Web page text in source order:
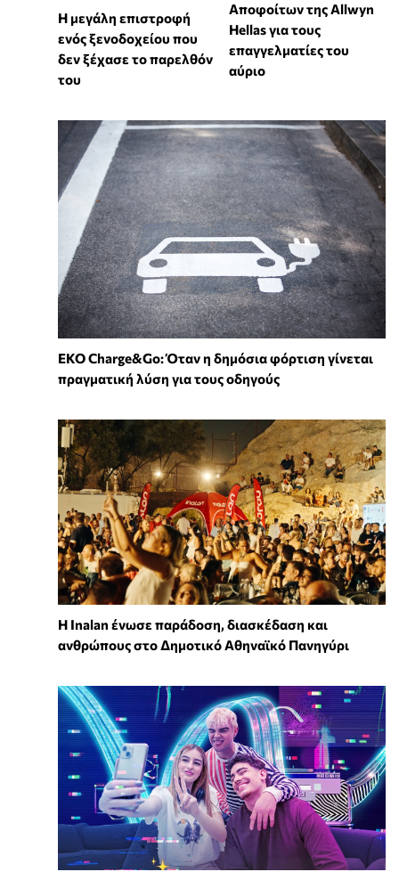
Η μεγάλη επιστροφή
ενός ξενοδοχείου που
δεν ξέχασε το παρελθόν
του
Αποφοίτων της Allwyn
Hellas για τους
επαγγελματίες του
αύριο
EKO Charge&Go: Όταν η δημόσια φόρτιση γίνεται
πραγματική λύση για τους οδηγούς
Η Inalan ένωσε παράδοση, διασκέδαση και
ανθρώπους στο Δημοτικό Αθηναϊκό Πανηγύρι